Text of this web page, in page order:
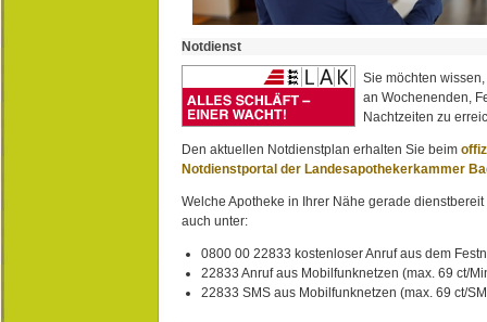
Notdienst
Sie möchten
an Wochenenden,
Nachtzeiten zu
Den aktuellen Notdienstplan erhalten Sie beim
Notdienstportal der Landesapothekerkammer
Welche Apotheke in Ihrer Nähe gerade
auch unter:
0800 00 22833 kostenloser Anruf aus dem
22833 Anruf aus Mobilfunknetzen (max. 69 ct/
22833 SMS aus Mobilfunknetzen (max. 69 ct/